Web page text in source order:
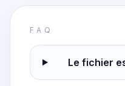
FAQ
Le fichier